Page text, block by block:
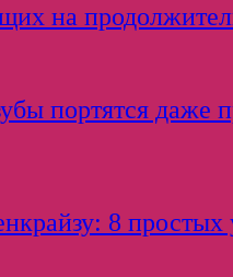
на
портятся даже
8